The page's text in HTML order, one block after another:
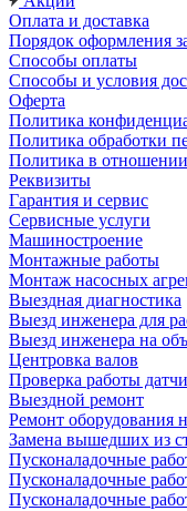
Оплата и доставка
Порядок оформления
Способы оплаты
Способы и условия
Оферта
Политика
Политика обработки
Политика в
Реквизиты
Гарантия и сервис
Сервисные услуги
Машиностроение
Монтажные работы
Монтаж насосных
Выездная диагностика
Выезд инженера для
Выезд инженера на
Центровка валов
Проверка работы
Выездной ремонт
Ремонт оборудования
Замена вышедших из
Пусконаладочные
Пусконаладочные
Пусконаладочные